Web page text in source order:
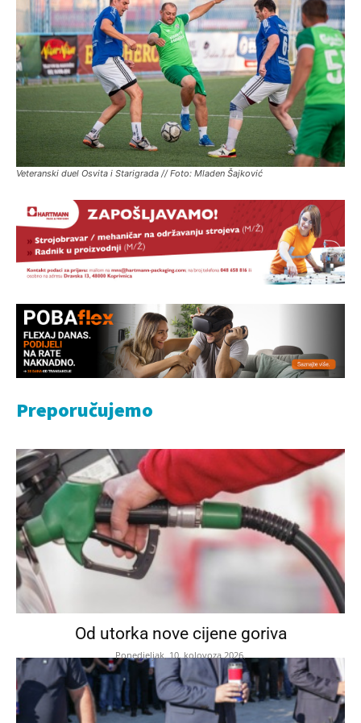
Veteranski duel Osvita i Starigrada // Foto: Mladen Šajković
Preporučujemo
Od utorka nove cijene goriva
Ponedjeljak, 10. kolovoza 2026.